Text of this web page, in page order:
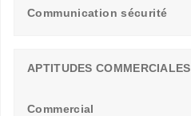
Communication sécurité
APTITUDES COMMERCIALES
Commercial